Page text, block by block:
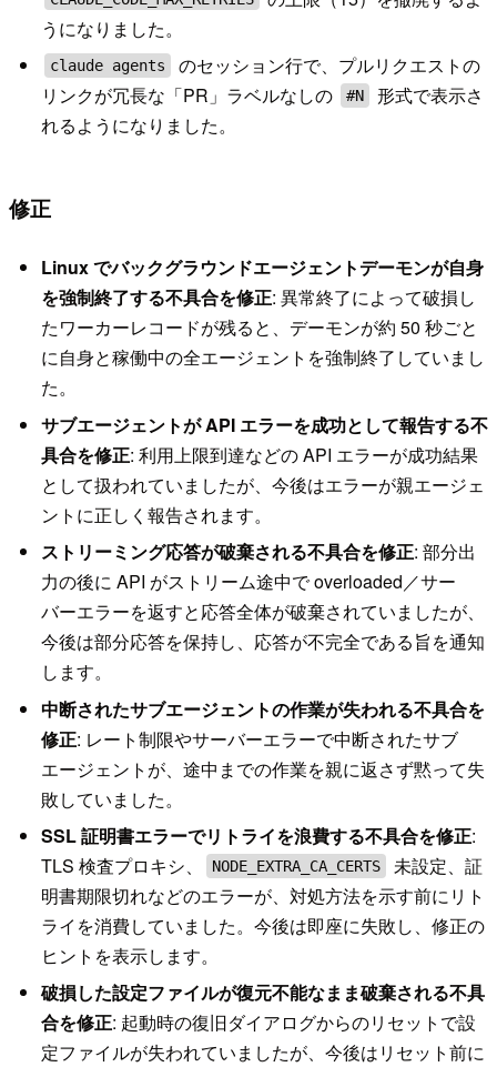
うになりました。
claude agents
のセッション行で、プルリクエストの
リンクが冗長な「PR」ラベルなしの
#N
形式で表示さ
れるようになりました。
修正
Linux でバックグラウンドエージェントデーモンが自身
を強制終了する不具合を修正: 異常終了によって破損し
たワーカーレコードが残ると、デーモンが約 50 秒ごと
に自身と稼働中の全エージェントを強制終了していまし
た。
サブエージェントが API エラーを成功として報告する不
具合を修正: 利用上限到達などの API エラーが成功結果
として扱われていましたが、今後はエラーが親エージェ
ントに正しく報告されます。
ストリーミング応答が破棄される不具合を修正: 部分出
力の後に API がストリーム途中で overloaded／サー
バーエラーを返すと応答全体が破棄されていましたが、
今後は部分応答を保持し、応答が不完全である旨を通知
します。
中断されたサブエージェントの作業が失われる不具合を
修正: レート制限やサーバーエラーで中断されたサブ
エージェントが、途中までの作業を親に返さず黙って失
敗していました。
SSL 証明書エラーでリトライを浪費する不具合を修正:
TLS 検査プロキシ、
NODE_EXTRA_CA_CERTS
未設定、証
明書期限切れなどのエラーが、対処方法を示す前にリト
ライを消費していました。今後は即座に失敗し、修正の
ヒントを表示します。
破損した設定ファイルが復元不能なまま破棄される不具
合を修正: 起動時の復旧ダイアログからのリセットで設
定ファイルが失われていましたが、今後はリセット前に